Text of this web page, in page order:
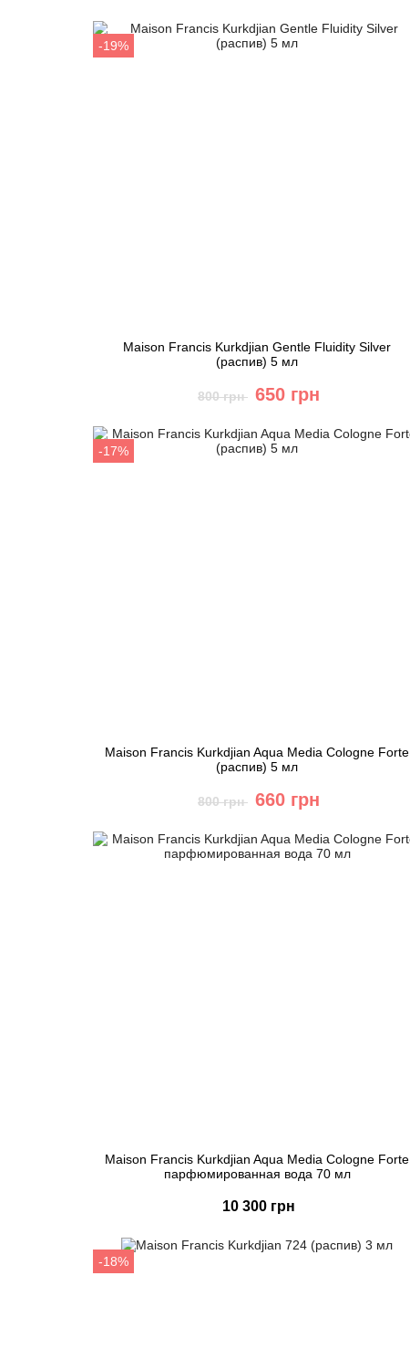
Быстрый заказ
-19%
Maison Francis Kurkdjian Gentle Fluidity Silver
(распив) 5 мл
800 грн 650 грн
Быстрый заказ
-17%
Maison Francis Kurkdjian Aqua Media Cologne Forte
(распив) 5 мл
800 грн 660 грн
Быстрый заказ
Maison Francis Kurkdjian Aqua Media Cologne Forte
парфюмированная вода 70 мл
10 300 грн
-18%